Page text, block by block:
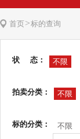
首页>标的查询
状 态： 不限
拍卖分类： 不限
标的分类： 不限